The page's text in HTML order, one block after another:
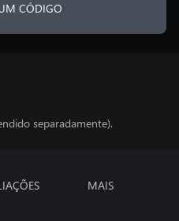
CÓDIGO
separadamente).
MAIS